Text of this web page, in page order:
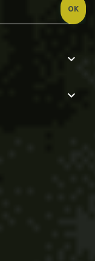
keyboard_arrow_down
keyboard_arrow_down